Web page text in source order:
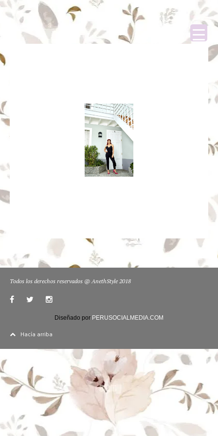
Todos los derechos reservados @ AnethStyle 2018
Diseñado por PERUSOCIALMEDIA.COM
Hacía arriba